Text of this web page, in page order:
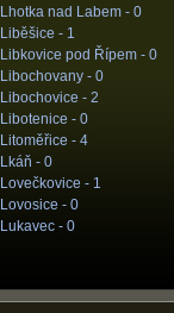
Lhotka nad Labem - 0
Liběšice - 1
Libkovice pod Řípem - 0
Libochovany - 0
Libochovice - 2
Libotenice - 0
Litoměřice - 4
Lkáň - 0
Lovečkovice - 1
Lovosice - 0
Lukavec - 0